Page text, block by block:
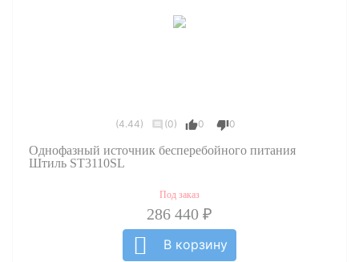
(4.44) (0) 0 0
Однофазный источник бесперебойного питания
Штиль ST3110SL
Под заказ
286 440 ₽
В корзину